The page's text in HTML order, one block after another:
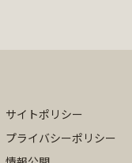
サイトポリシー
プライバシーポリシー